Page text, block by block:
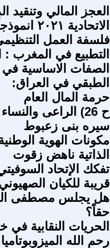
العجز المالي وتنقيد
الاتحادية ٢٠٢١ انموذجاً.
فلسفة العمل
التطبيع في المغرب :
الصفات الاساسية
الطبقي في العراق:
حرمة المال العام
سيره بنى زعبوط
مكونات الهوية
الذاتية ناهض زقوت
تفكك الإتحاد
قريبة للكيان
هل يجلس مصطفى
حقاً؟
الحريات النقابية في
رحم الله الميزوبوتاميا